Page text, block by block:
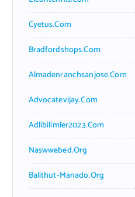
Cyetus.com
Bradfordshops.com
Almadenranchsanjose.com
Advocatevijay.com
Adlibilimler2023.com
Naswwebed.org
Balithut-Manado.org